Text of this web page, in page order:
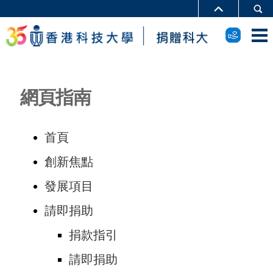
網頁指南
首頁
創新焦點
發展項目
請即捐助
捐款指引
請即捐助